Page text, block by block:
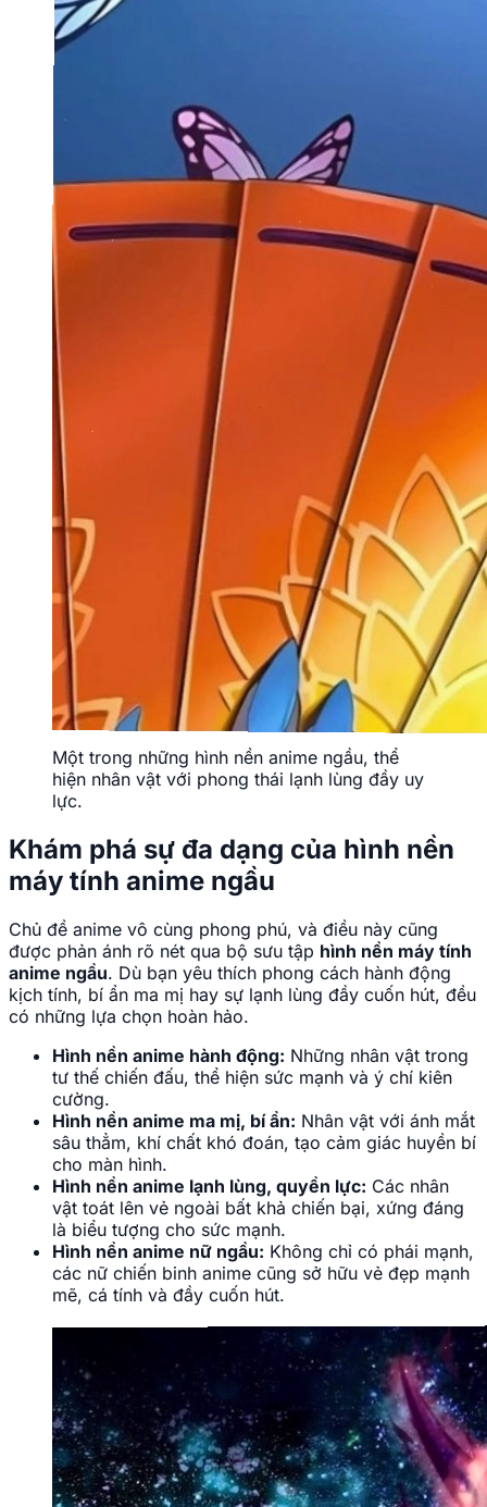
Một trong những hình nền anime ngầu, thể
hiện nhân vật với phong thái lạnh lùng đầy uy
lực.
Khám phá sự đa dạng của hình nền
máy tính anime ngầu
Chủ đề anime vô cùng phong phú, và điều này cũng
được phản ánh rõ nét qua bộ sưu tập hình nền máy tính
anime ngầu. Dù bạn yêu thích phong cách hành động
kịch tính, bí ẩn ma mị hay sự lạnh lùng đầy cuốn hút, đều
có những lựa chọn hoàn hảo.
Hình nền anime hành động: Những nhân vật trong
tư thế chiến đấu, thể hiện sức mạnh và ý chí kiên
cường.
Hình nền anime ma mị, bí ẩn: Nhân vật với ánh mắt
sâu thẳm, khí chất khó đoán, tạo cảm giác huyền bí
cho màn hình.
Hình nền anime lạnh lùng, quyền lực: Các nhân
vật toát lên vẻ ngoài bất khả chiến bại, xứng đáng
là biểu tượng cho sức mạnh.
Hình nền anime nữ ngầu: Không chỉ có phái mạnh,
các nữ chiến binh anime cũng sở hữu vẻ đẹp mạnh
mẽ, cá tính và đầy cuốn hút.